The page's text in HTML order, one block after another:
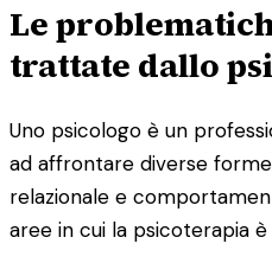
Le
trattate dallo
Uno psicologo è un
ad affrontare diverse
relazionale e
aree in cui la psicoterapia